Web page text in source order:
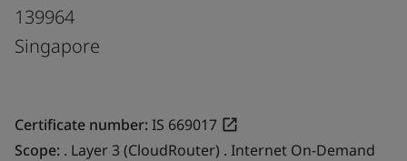
139964
Singapore
Certificate number:IS 669017
Scope: . Layer 3 (CloudRouter) . Internet On-Demand